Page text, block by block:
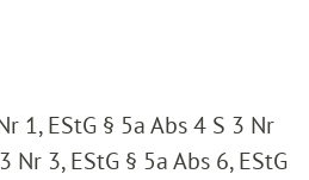
1, EStG § 5a Abs 4 S 3 Nr
Nr 3, EStG § 5a Abs 6, EStG